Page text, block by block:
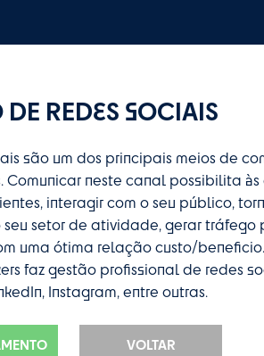
DE REDES SOCIAIS
são um dos principais meios de
Comunicar neste canal possibilita
interagir com o seu público,
seu setor de atividade, gerar tráfego
uma ótima relação custo/beneficio.
faz gestão profissional de redes
Instagram, entre outras.
VOLTAR